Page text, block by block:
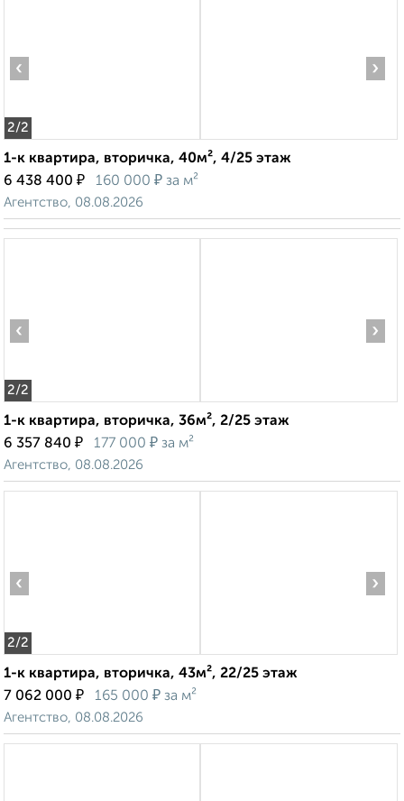
2/2
‹ ›
1-к квартира, вторичка, 40м², 4/25 этаж
6 438 400 ₽ 160 000 ₽ за м²
Агентство, 08.08.2026
2/2
‹ ›
1-к квартира, вторичка, 36м², 2/25 этаж
6 357 840 ₽ 177 000 ₽ за м²
Агентство, 08.08.2026
2/2
‹ ›
1-к квартира, вторичка, 43м², 22/25 этаж
7 062 000 ₽ 165 000 ₽ за м²
Агентство, 08.08.2026